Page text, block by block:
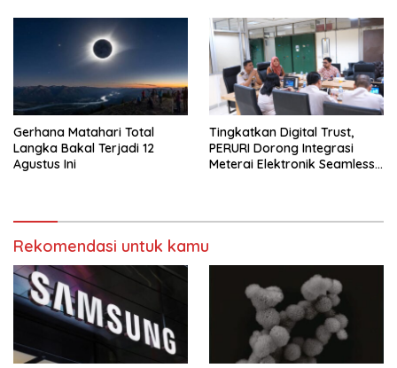
Gerhana Matahari Total
Langka Bakal Terjadi 12
Agustus Ini
Tingkatkan Digital Trust,
PERURI Dorong Integrasi
Meterai Elektronik Seamless
Rekomendasi untuk kamu